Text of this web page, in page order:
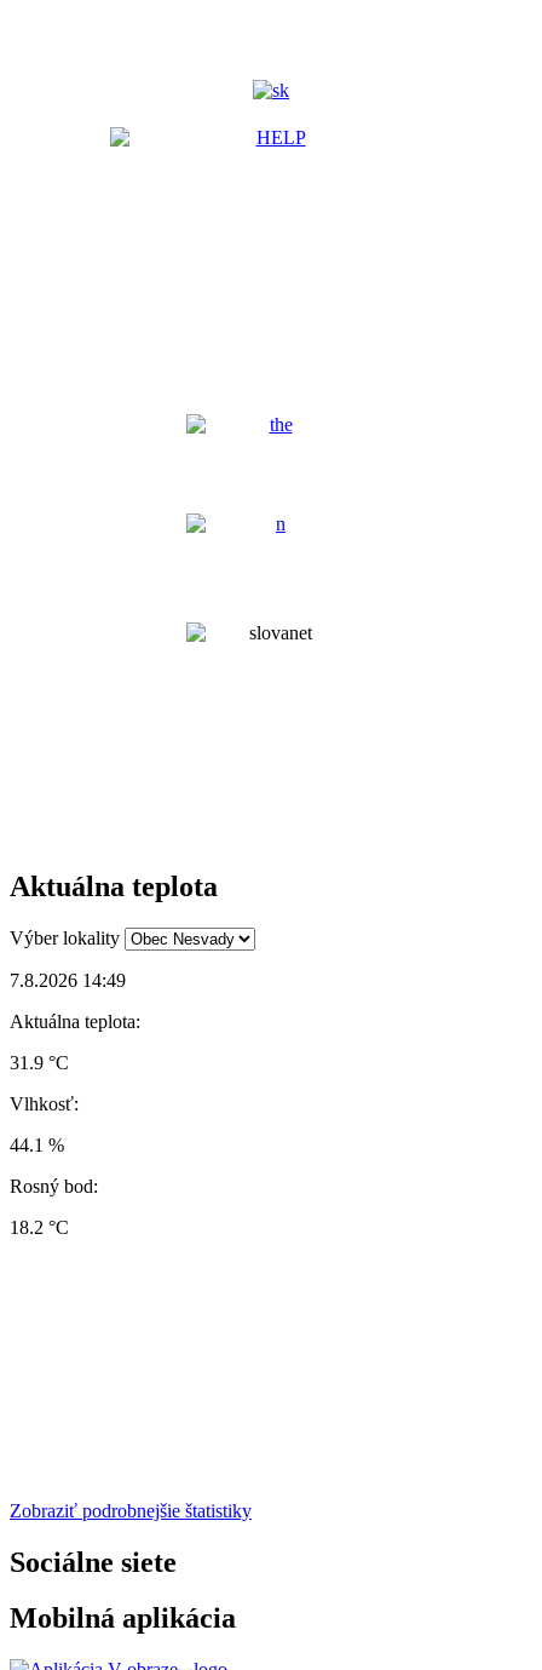
Aktuálna teplota
Výber lokality
7.8.2026 14:49
Aktuálna teplota:
31.9 °C
Vlhkosť:
44.1 %
Rosný bod:
18.2 °C
Zobraziť podrobnejšie štatistiky
Sociálne siete
Mobilná aplikácia